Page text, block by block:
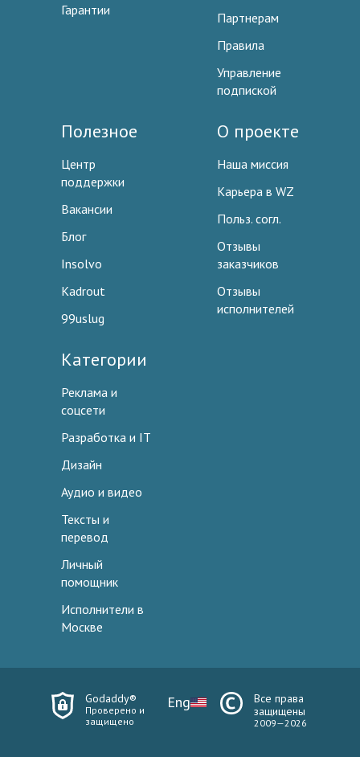
Гарантии
Партнерам
Правила
Управление
подпиской
Полезное
Центр
поддержки
Вакансии
Блог
Insolvo
Kadrout
99uslug
О проекте
Наша миссия
Карьера в WZ
Польз. согл.
Отзывы
заказчиков
Отзывы
исполнителей
Категории
Реклама и
соцсети
Разработка и IT
Дизайн
Аудио и видео
Тексты и
перевод
Личный
помощник
Исполнители в
Москве
Godaddy®
Проверено и
защищено
Eng
Все права
защищены
2009—2026